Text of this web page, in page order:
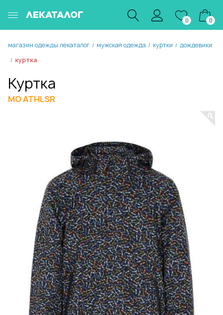
ЛЕКАТАЛОГ
0 0
магазин одежды лекаталог / мужская одежда / куртки / дождевики
/ куртка
Куртка
MO ATHLSR